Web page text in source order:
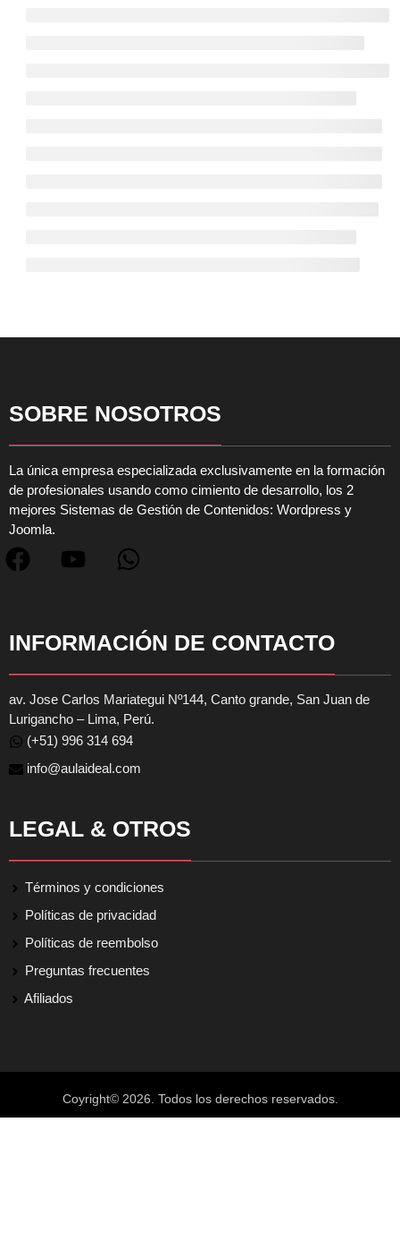
SOBRE NOSOTROS
La única empresa especializada exclusivamente en la formación
de profesionales usando como cimiento de desarrollo, los 2
mejores Sistemas de Gestión de Contenidos: Wordpress y
Joomla.
INFORMACIÓN DE CONTACTO
av. Jose Carlos Mariategui Nº144, Canto grande, San Juan de
Lurigancho – Lima, Perú.
(+51) 996 314 694
info@aulaideal.com
LEGAL & OTROS
Términos y condiciones
Políticas de privacidad
Políticas de reembolso
Preguntas frecuentes
Afiliados
Coyright© 2026. Todos los derechos reservados.